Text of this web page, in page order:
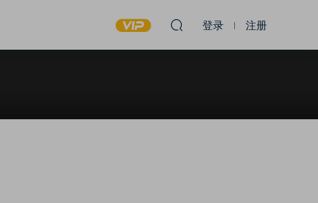
登录 注册